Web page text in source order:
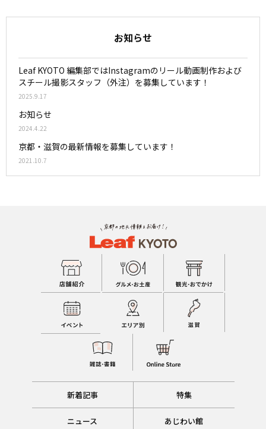
お知らせ
Leaf KYOTO 編集部ではInstagramのリール動画制作および
スチール撮影スタッフ（外注）を募集しています！
2025.9.17
お知らせ
2024.4.22
京都・滋賀の最新情報を募集しています！
2021.10.7
新着記事 特集
ニュース あじわい館